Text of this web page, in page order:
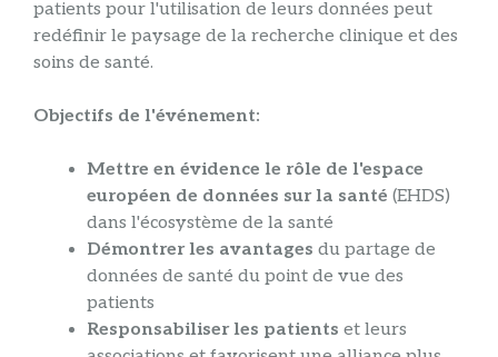
patients pour l'utilisation de leurs données peut
redéfinir le paysage de la recherche clinique et des
soins de santé.
Objectifs de l'événement:
Mettre en évidence le rôle de l'espace
européen de données sur la santé (EHDS)
dans l'écosystème de la santé
Démontrer les avantages du partage de
données de santé du point de vue des
patients
Responsabiliser les patients et leurs